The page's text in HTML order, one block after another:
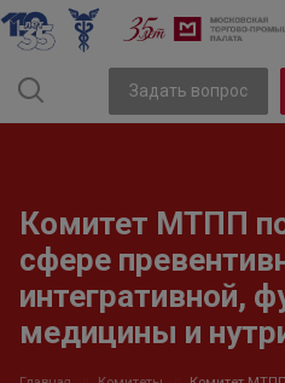
Задать вопрос
Комитет МТПП
сфере
интегративной,
медицины и